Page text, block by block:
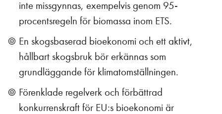
inte missgynnas, exempelvis genom 95-
procentsregeln för biomassa inom ETS.
En skogsbaserad bioekonomi och ett aktivt,
hållbart skogsbruk bör erkännas som
grundläggande för klimatomställningen.
Förenklade regelverk och förbättrad
konkurrenskraft för EU:s bioekonomi är